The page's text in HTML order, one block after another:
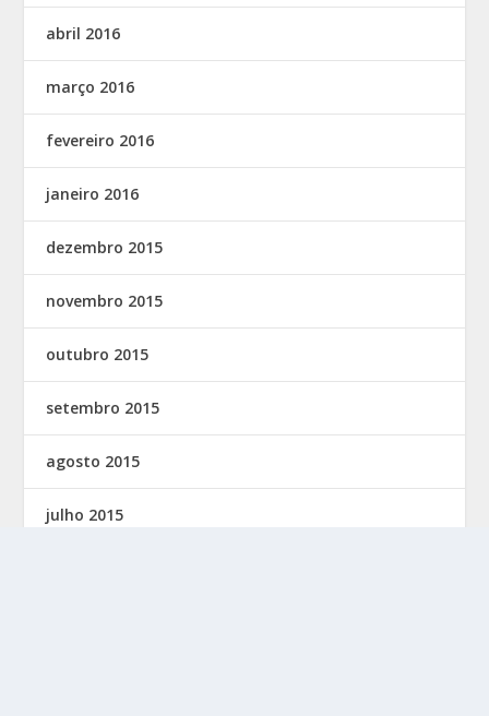
abril 2016
março 2016
fevereiro 2016
janeiro 2016
dezembro 2015
novembro 2015
outubro 2015
setembro 2015
agosto 2015
julho 2015